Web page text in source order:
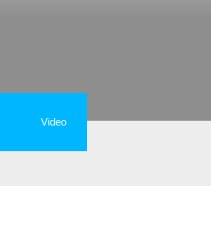
Video